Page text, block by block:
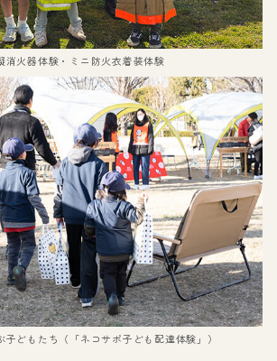
消火器体験・ミニ防火衣着装体験
子どもたち（「ネコサポ子ども配達体験」）